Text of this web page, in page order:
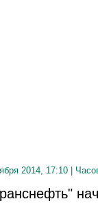
2014, 17:10 |